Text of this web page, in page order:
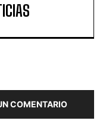
COMENTARIO